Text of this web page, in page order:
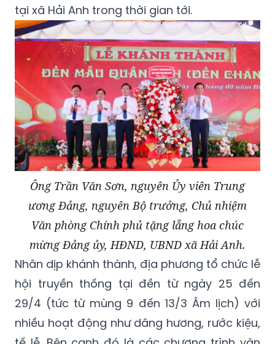
tại xã Hải Anh trong thời gian tới.
Ông Trần Văn Sơn, nguyên Ủy viên Trung
ương Đảng, nguyên Bộ trưởng, Chủ nhiệm
Văn phòng Chính phủ tặng lẵng hoa chúc
mừng Đảng ủy, HĐND, UBND xã Hải Anh.
Nhân dịp khánh thành, địa phương tổ chức lễ
hội truyền thống tại đền từ ngày 25 đến
29/4 (tức từ mùng 9 đến 13/3 Âm lịch) với
nhiều hoạt động như dâng hương, rước kiệu,